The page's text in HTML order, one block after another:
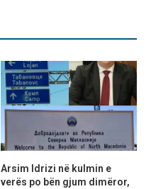
Arsim Idrizi në kulmin e
verës po bën gjum dimëror,